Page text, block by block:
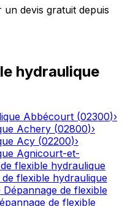
devis gratuit depuis
hydraulique
Abbécourt (02300)›
Achery (02800)›
Acy (02200)›
Agnicourt-et-
flexible hydraulique
de flexible hydraulique
Dépannage de flexible
de flexible